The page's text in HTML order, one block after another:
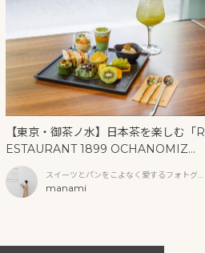
【東京・御茶ノ水】日本茶を楽しむ「R
ESTAURANT 1899 OCHANOMIZ
U」の抹茶アフタヌーンティーと新作ク
リームソーダ
スイーツとパンをこよなく愛するフォトグラ
ファー
manami